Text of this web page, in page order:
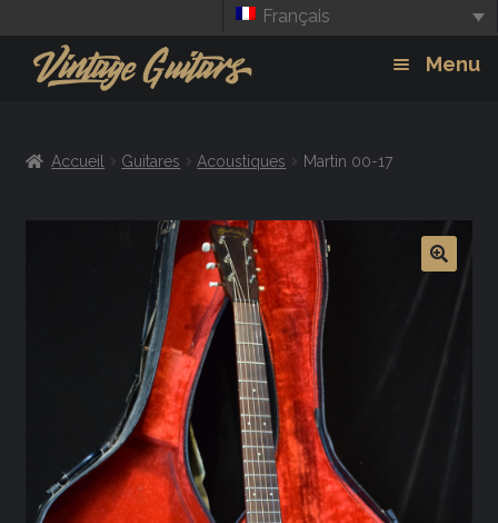
Français
Menu
Amplis
Accueil Guitares Acoustiques Martin 00-17